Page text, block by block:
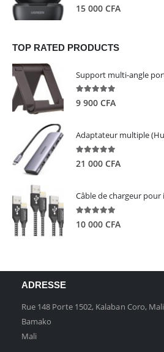
0 out of 5
15 000 CFA
TOP RATED PRODUCTS
5.00out of 5
9 900 CFA
5.00out of 5
21 000 CFA
10 000 CFA
ADRESSE
Rue 148 Porte 1502, Kalaban Coro, Mali
Bamako
Mali